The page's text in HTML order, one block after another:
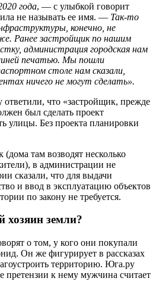
года, — с улыбкой говорит
не называть ее имя. — Так-то
конечно, не
Ранее застройщик по нашим
администрация городская нам
печатью. Мы пошли
столе нам сказали,
ничего не могут сделать».
что «застройщик, прежде
был сделать проект
улицы. Без проекта планировки
там возводят несколько
в администрации не
сказали, что для выдачи
и ввод в эксплуатацию объектов
по закону не требуется.
хозяин земли?
о том, у кого они покупали
Он же фигурирует в рассказах
территорию. Юга.ру
претензии к нему мужчина считает